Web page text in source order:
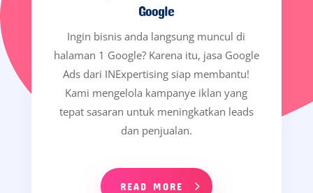
Google
Ingin bisnis anda langsung muncul di
halaman 1 Google? Karena itu, jasa Google
Ads dari INExpertising siap membantu!
Kami mengelola kampanye iklan yang
tepat sasaran untuk meningkatkan leads
dan penjualan.
READ MORE